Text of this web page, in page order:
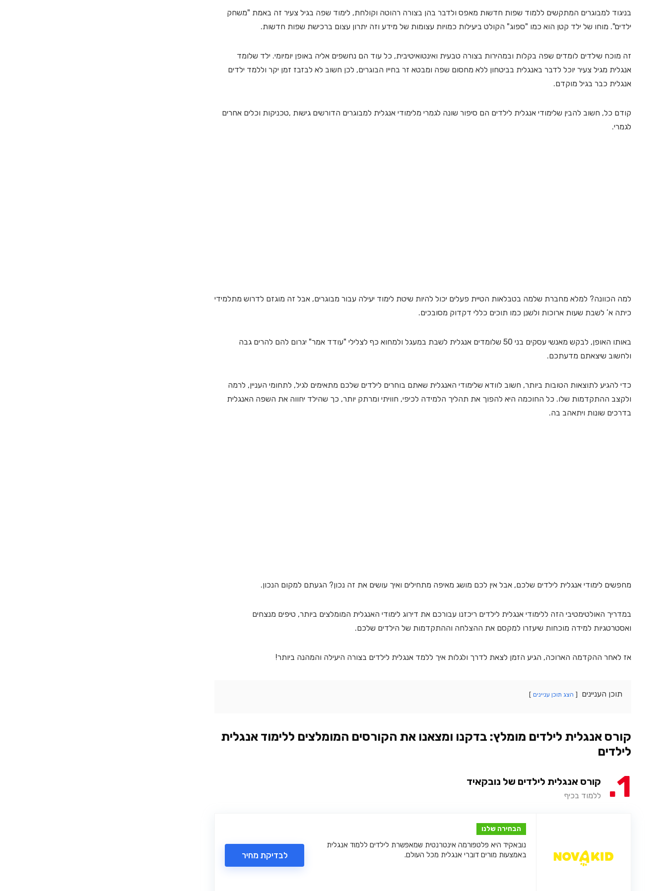
בניגוד למבוגרים המתקשים ללמוד שפות חדשות מאפס ולדבר בהן בצורה רהוטה וקולחת, לימוד שפה בגיל צעיר זה באמת "משחק
ילדים". מוחו של ילד קטן הוא כמו "ספוג" הקולט ביעילות כמויות עצומות של מידע וזה יתרון עצום ברכישת שפות חדשות.
זה מוכח שילדים לומדים שפה בקלות ובמהירות בצורה טבעית ואינטואיטיבית, כל עוד הם נחשפים אליה באופן יומיומי. ילד שלומד
אנגלית מגיל צעיר יוכל לדבר באנגלית בביטחון ללא מחסום שפה ומבטא זר בחייו הבוגרים, לכן חשוב לא לבזבז זמן יקר וללמד ילדים
אנגלית כבר בגיל מוקדם.
קודם כל, חשוב להבין שלימודי אנגלית לילדים הם סיפור שונה לגמרי מלימודי אנגלית למבוגרים הדורשים גישות ,טכניקות וכלים אחרים
לגמרי.
למה הכוונה? למלא מחברת שלמה בטבלאות הטיית פעלים יכול להיות שיטת לימוד יעילה עבור מבוגרים, אבל זה מוגזם לדרוש מתלמידי
כיתה א’ לשבת שעות ארוכות ולשנן כמו תוכים כללי דקדוק מסובכים.
באותו האופן, לבקש מאנשי עסקים בני 50 שלומדים אנגלית לשבת במעגל ולמחוא כף לצלילי "עודד אמר" יגרום להם להרים גבה
ולחשוב שיצאתם מדעתכם.
כדי להגיע לתוצאות הטובות ביותר, חשוב לוודא שלימודי האנגלית שאתם בוחרים לילדים שלכם מתאימים לגיל, לתחומי העניין, לרמה
ולקצב ההתקדמות שלו. כל החוכמה היא להפוך את תהליך הלמידה לכיפי, חוויתי ומרתק יותר, כך שהילד יחווה את השפה האנגלית
בדרכים שונות ויתאהב בה.
מחפשים לימודי אנגלית לילדים שלכם, אבל אין לכם מושג מאיפה מתחילים ואיך עושים את זה נכון? הגעתם למקום הנכון.
במדריך האולטימטיבי הזה ללימודי אנגלית לילדים ריכזנו עבורכם את דירוג לימודי האנגלית המומלצים ביותר, טיפים מנצחים
ואסטרטגיות למידה מוכחות שיעזרו למקסם את ההצלחה וההתקדמות של הילדים שלכם.
אז לאחר ההקדמה הארוכה, הגיע הזמן לצאת לדרך ולגלות איך ללמד אנגלית לילדים בצורה היעילה והמהנה ביותר!
תוכן העניינים הצג תוכן עניינים
קורס אנגלית לילדים מומלץ: בדקנו ומצאנו את הקורסים המומלצים ללימוד אנגלית
לילדים
1 קורס אנגלית לילדים של נובקאיד
ללמוד בכיף
הבחירה שלנו
נובאקיד היא פלטפורמה אינטרנטית שמאפשרת לילדים ללמוד אנגלית
באמצעות מורים דוברי אנגלית מכל העולם.
לבדיקת מחיר